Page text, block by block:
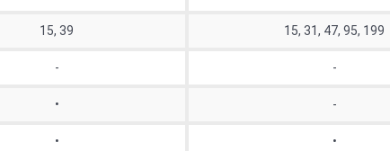
15, 39 15, 31, 47, 95, 199
- -
• -
• •